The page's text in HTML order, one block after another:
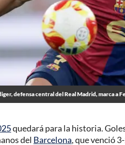
defensa central del Real Madrid, marca a
quedará para la historia.
del Barcelona, que venció